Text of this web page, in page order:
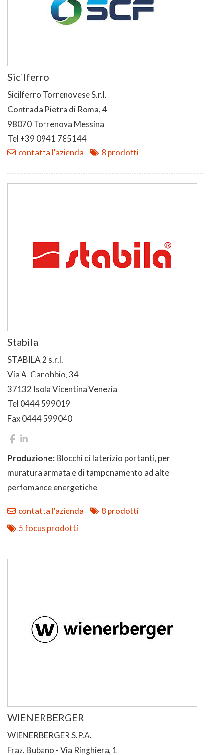
Sicilferro
Sicilferro Torrenovese S.r.l.
Contrada Pietra di Roma, 4
98070 Torrenova Messina
Tel +39 0941 785144
contatta l'azienda
8 prodotti
Stabila
STABILA 2 s.r.l.
Via A. Canobbio, 34
37132 Isola Vicentina Venezia
Tel 0444 599019
Fax 0444 599040
Produzione:Blocchi di laterizio portanti, per
muratura armata e di tamponamento ad alte
perfomance energetiche
contatta l'azienda
8 prodotti
5 focus prodotti
WIENERBERGER
WIENERBERGER S.P.A.
Fraz. Bubano - Via Ringhiera, 1